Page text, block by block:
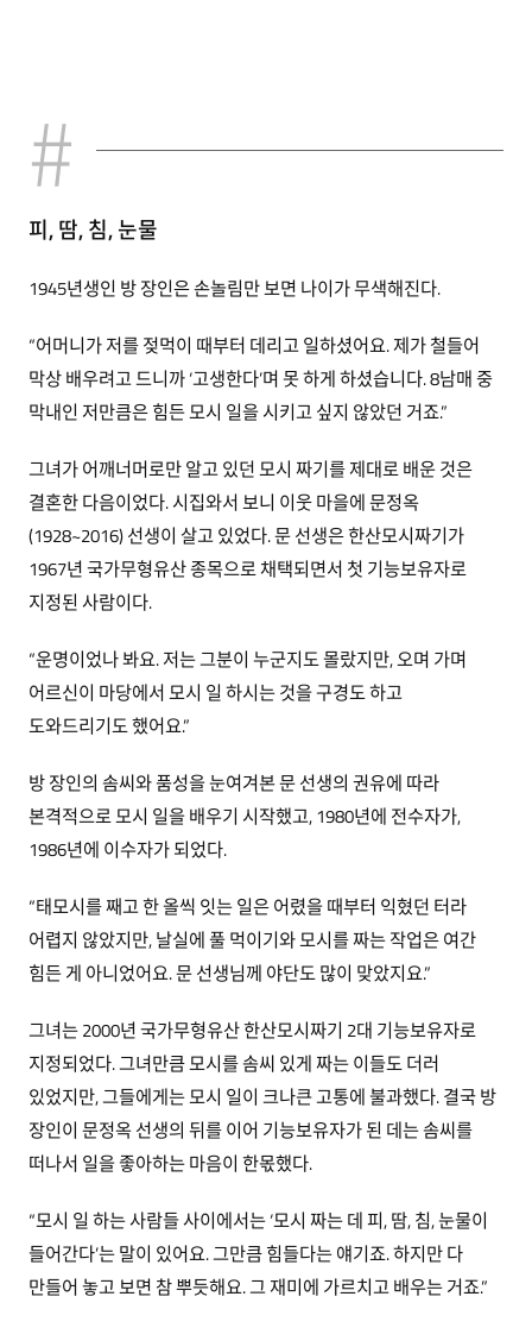
피, 땀, 침, 눈물
1945년생인 방 장인은 손놀림만 보면 나이가 무색해진다.
“어머니가 저를 젖먹이 때부터 데리고 일하셨어요. 제가 철들어
막상 배우려고 드니까 ‘고생한다’며 못 하게 하셨습니다. 8남매 중
막내인 저만큼은 힘든 모시 일을 시키고 싶지 않았던 거죠.”
그녀가 어깨너머로만 알고 있던 모시 짜기를 제대로 배운 것은
결혼한 다음이었다. 시집와서 보니 이웃 마을에 문정옥
(1928~2016) 선생이 살고 있었다. 문 선생은 한산모시짜기가
1967년 국가무형유산 종목으로 채택되면서 첫 기능보유자로
지정된 사람이다.
“운명이었나 봐요. 저는 그분이 누군지도 몰랐지만, 오며 가며
어르신이 마당에서 모시 일 하시는 것을 구경도 하고
도와드리기도 했어요.”
방 장인의 솜씨와 품성을 눈여겨본 문 선생의 권유에 따라
본격적으로 모시 일을 배우기 시작했고, 1980년에 전수자가,
1986년에 이수자가 되었다.
“태모시를 째고 한 올씩 잇는 일은 어렸을 때부터 익혔던 터라
어렵지 않았지만, 날실에 풀 먹이기와 모시를 짜는 작업은 여간
힘든 게 아니었어요. 문 선생님께 야단도 많이 맞았지요.”
그녀는 2000년 국가무형유산 한산모시짜기 2대 기능보유자로
지정되었다. 그녀만큼 모시를 솜씨 있게 짜는 이들도 더러
있었지만, 그들에게는 모시 일이 크나큰 고통에 불과했다. 결국 방
장인이 문정옥 선생의 뒤를 이어 기능보유자가 된 데는 솜씨를
떠나서 일을 좋아하는 마음이 한몫했다.
“모시 일 하는 사람들 사이에서는 ‘모시 짜는 데 피, 땀, 침, 눈물이
들어간다’는 말이 있어요. 그만큼 힘들다는 얘기죠. 하지만 다
만들어 놓고 보면 참 뿌듯해요. 그 재미에 가르치고 배우는 거죠.”